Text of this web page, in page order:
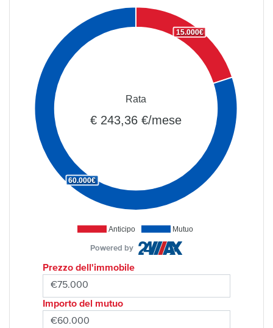
Anticipo Mutuo
15.000€
60.000€
Rata
€ 243,36 €/mese
Powered by
Prezzo dell'immobile
Importo del mutuo